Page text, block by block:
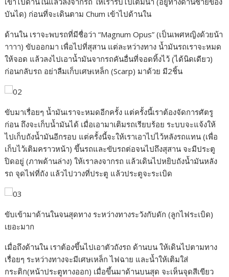
o
o
k
s
n
g
e
e
i
n
k
r
บันได) ก่อนที่จะเดินตาม Chum เข้าไปด้านใน
ด้านใน เราจะพบรถที่มีชื่อว่า “Magnum Opus” (เป็นเพศหญิงด้วยน้า
าาาา) ขับออกมา เพื่อไปที่สุสาน แต่ละหว่างทาง น้ำมันรถเราจะหมด
ให้จอด แล้วลงไปเอาน้ำมันจากรถคันอื่นที่จอดทิ้งไว้ (ได้นิดเดียว)
ก่อนกลับรถ อย่าลืมเก็บเศษเหล็ก (Scarp) มาด้วย มี2ชิ้น
ขับมาเรื่อยๆ น้ำมันเราจะหมดอีกครั้ง แต่ครั้งนี้เราต้องจัดการศัตรู
ก่อน ถึงจะเก็บน้ำมันได้ เมื่อเอามาเติมรถเรียบร้อย ระบบจะแจ้งให้
ไปเก็บถังน้ำมันอีกรอบ แต่ครั้งนี้จะให้เราเอาไปไว้หลังรถแทน (เพื่อ
เก็บไว้เติมคราวหน้า) ขึ้นรถและขับรถต่อจนไปถึงสุสาน จะมีประตู
ปิดอยู่ (ภาพด้านล่าง) ให้เราลงจากรถ แล้วเดินไปหยิบถังน้ำมันหลัง
รถ จุดไฟที่ถัง แล้วไปวางที่ประตู แล้วประตูจะระเบิด
ขับเข้ามาด้านในจนสุดทาง ระหว่างทางระวังกับดัก (ลูกไฟระเบิด)
เยอะมาก
เมื่อถึงด้านใน เราต้องขึ้นไปเอาตัวถังรถ ด้านบน ให้เดินไปตามทาง
เรื่อยๆ ระหว่างทางจะมีเศษเหล็ก ไฟฉาย และน้ำให้เติมใส่
กระติก(หน้าประตูทางออก) เมื่อขึ้นมาด้านบนสุด จะเห็นจุดสีเขียว